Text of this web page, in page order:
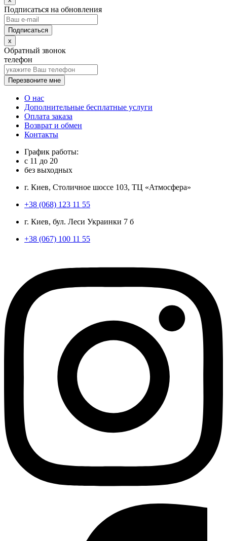
Подписаться на обновления
x
Обратный звонок
телефон
Перезвоните мне
О нас
Дополнительные бесплатные услуги
Оплата заказа
Возврат и обмен
Контакты
График работы:
с 11 до 20
без выходных
г. Киев, Столичное шоссе 103, ТЦ «Атмосфера»
+38 (068) 123 11 55
г. Киев, бул. Леси Украинки 7 б
+38 (067) 100 11 55